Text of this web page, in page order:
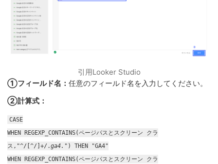
引用Looker Studio
①フィールド名： 任意のフィールド名を入力してください。
②計算式：
CASE
WHEN REGEXP_CONTAINS(ページパスとスクリーン クラ
ス,"^/[^/]+/.ga4. ") THEN "GA4"
WHEN REGEXP_CONTAINS(ページパスとスクリーン クラ